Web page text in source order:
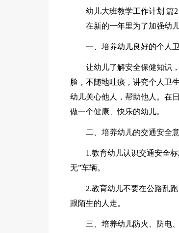
幼儿大班教学工作计划 篇2
在新的一年里为了加强幼
一、培养幼儿良好的个人卫
让幼儿了解安全保健知识
脸，不随地吐痰，讲究个人卫
幼儿关心他人，帮助他人。在
做一个健康、快乐的幼儿。
二、培养幼儿的交通安全意
1.教育幼儿认识交通安全
无”车辆。
2.教育幼儿不要在公路乱
跟陌生的人走。
三、培养幼儿防火、防电